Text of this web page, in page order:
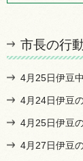
市長の行
4月25日伊豆
4月24日伊豆
4月25日伊豆
4月27日伊豆